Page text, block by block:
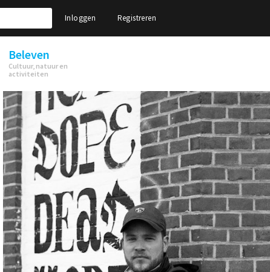
Inloggen Registreren
Beleven
Cultuur, natuur en
activiteiten